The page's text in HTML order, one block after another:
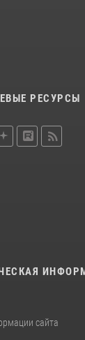
РЕСУРСЫ
сайта